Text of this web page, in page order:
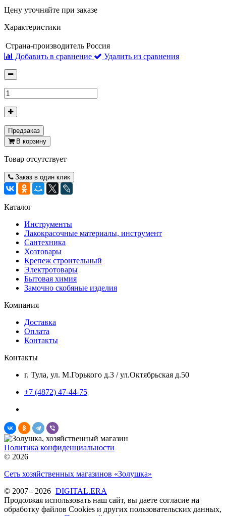
Цену уточняйте при заказе
Характеристики
Страна-производитель Россия
Добавить в сравнение
Удалить из сравнения
Предзаказ
В корзину
Товар отсутствует
Заказ в один клик
Каталог
Инструменты
Лакокрасочные материалы, инструмент
Сантехника
Хозтовары
Крепеж строительный
Электротовары
Бытовая химия
Замочно скобяные изделия
Компания
Доставка
Оплата
Контакты
Контакты
г. Тула, ул. М.Горького д.3 / ул.Октябрьская д.50
+7 (4872) 47-44-75
Политика конфиденциальности
© 2026
Сеть хозяйственных магазинов «Золушка»
© 2007 - 2026 DIGITAL.ERA
Продолжая использовать наш сайт, вы даете согласие на
обработку файлов Cookies и других пользовательских данных,